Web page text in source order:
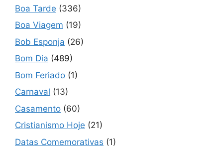
Boa Tarde (336)
Boa Viagem (19)
Bob Esponja (26)
Bom Dia (489)
Bom Feriado (1)
Carnaval (13)
Casamento (60)
Cristianismo Hoje (21)
Datas Comemorativas (1)